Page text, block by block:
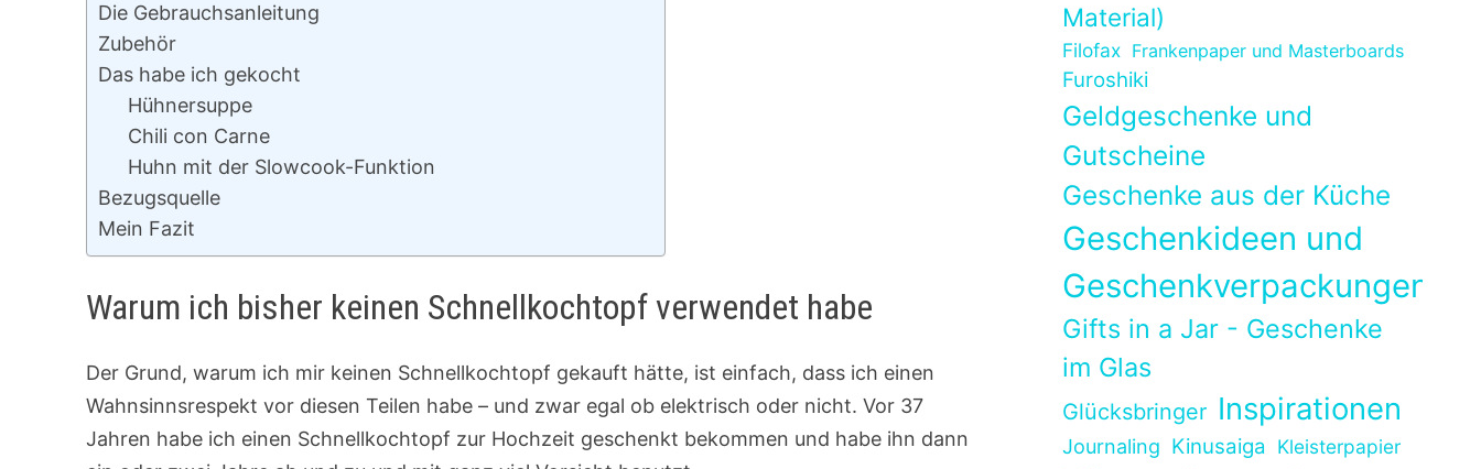
Die Gebrauchsanleitung
Zubehör
Das habe ich gekocht
Hühnersuppe
Chili con Carne
Huhn mit der Slowcook-Funktion
Bezugsquelle
Mein Fazit
Warum ich bisher keinen Schnellkochtopf verwendet habe
Der Grund, warum ich mir keinen Schnellkochtopf gekauft hätte, ist einfach, dass ich einen
Wahnsinnsrespekt vor diesen Teilen habe – und zwar egal ob elektrisch oder nicht. Vor 37
Jahren habe ich einen Schnellkochtopf zur Hochzeit geschenkt bekommen und habe ihn dann
Material)
Filofax Frankenpaper und Masterboards
Furoshiki
Geldgeschenke und
Gutscheine
Geschenke aus der Küche
Geschenkideen und
Geschenkverpackungen
Gifts in a Jar - Geschenke
im Glas
Glücksbringer Inspirationen
Journaling Kinusaiga Kleisterpapier